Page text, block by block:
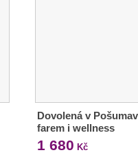
Dovolená v
farem i wellness
1 680 Kč